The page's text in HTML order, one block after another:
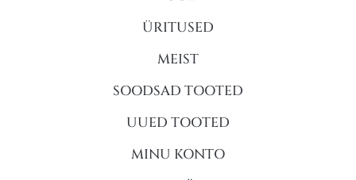
ÜRITUSED
MEIST
SOODSAD TOOTED
UUED TOOTED
MINU KONTO